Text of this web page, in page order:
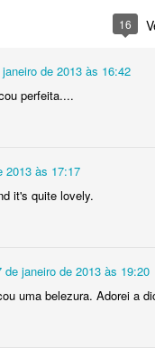
16
de 2013 às 16:42
perfeita....
2013 às 17:17
it's quite lovely.
de janeiro de 2013 às 19:20
uma belezura. Adorei a
o arquivo
quiser,
Instagram:http://